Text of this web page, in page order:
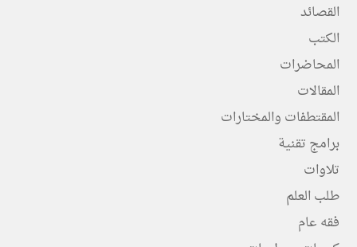
القصائد
الكتب
المحاضرات
المقالات
المقتطفات والمختارات
برامج تقنية
تلاوات
طلب العلم
فقه عام